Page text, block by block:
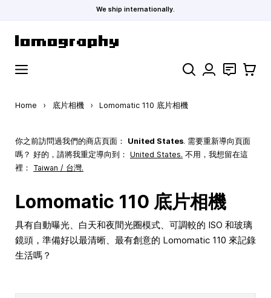
We ship internationally.
Search 聯絡 購物車
Home › 底片相機 › Lomomatic 110 底片相機
你之前訪問過我們的商店頁面： United States. 需要重新導向頁面
嗎？ 好的，請將我重定導向到： United States. 不用，我想留在這
裡： Taiwan / 台灣.
Lomomatic 110 底片相機
具有自動曝光、白天和夜間光圈模式、可調較的 ISO 和玻璃
鏡頭，準備好以最清晰、最有創意的 Lomomatic 110 來記錄
生活嗎？